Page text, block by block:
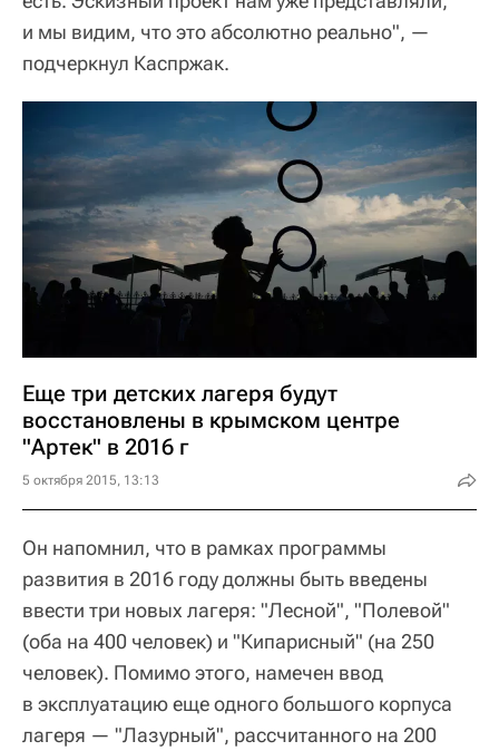
и мы видим, что это абсолютно реально", —
подчеркнул Каспржак.
Еще три детских лагеря будут
восстановлены в крымском центре
"Артек" в 2016 г
5 октября 2015, 13:13
Он напомнил, что в рамках программы
развития в 2016 году должны быть введены
ввести три новых лагеря: "Лесной", "Полевой"
(оба на 400 человек) и "Кипарисный" (на 250
человек). Помимо этого, намечен ввод
в эксплуатацию еще одного большого корпуса
лагеря — "Лазурный", рассчитанного на 200